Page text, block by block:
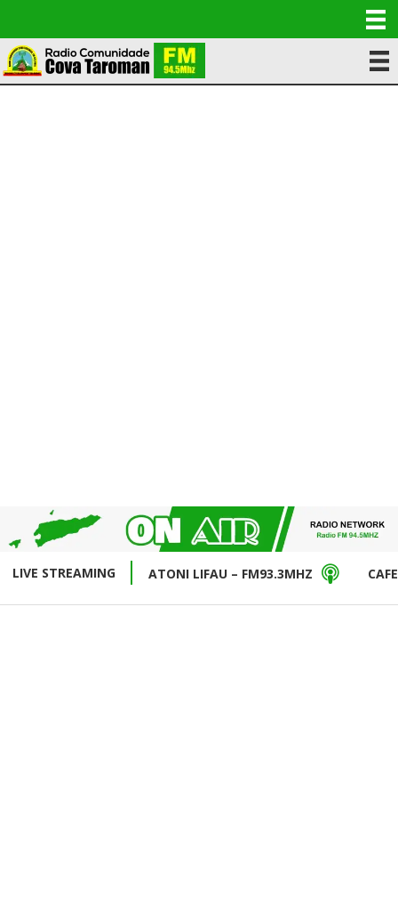
LIVE STREAMING ATONI LIFAU – FM93.3MHZ